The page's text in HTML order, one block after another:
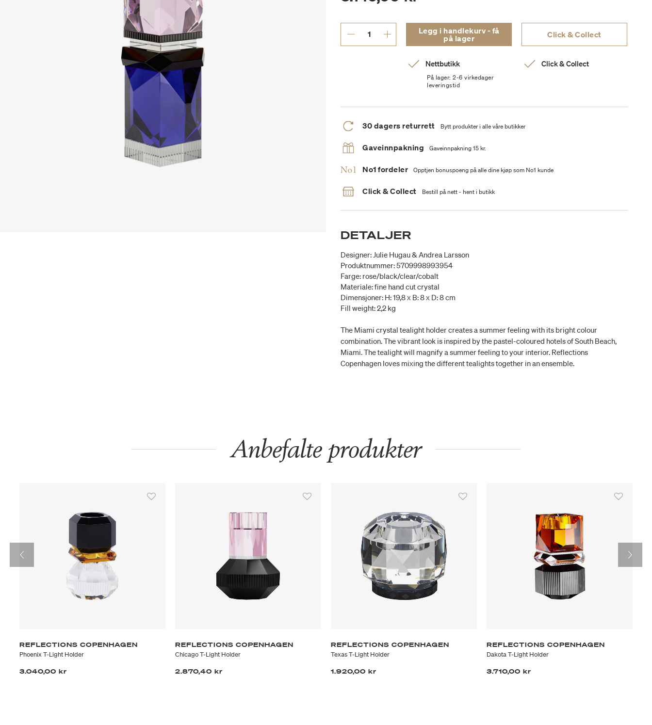
Legg i handlekurv - få
på lager
Click & Collect
Nettbutikk
På lager: 2-6 virkedager
leveringstid
Click & Collect
30 dagers returrett Bytt produkter i alle våre butikker
Gaveinnpakning Gaveinnpakning 15 kr.
No1 fordeler Opptjen bonuspoeng på alle dine kjøp som No1 kunde
Click & Collect Bestill på nett - hent i butikk
DETALJER
Designer: Julie Hugau & Andrea Larsson
Produktnummer: 5709998993954
Farge: rose/black/clear/cobalt
Materiale: fine hand cut crystal
Dimensjoner: H: 19,8 x B: 8 x D: 8 cm
Fill weight: 2,2 kg
The Miami crystal tealight holder creates a summer feeling with its bright colour
combination. The vibrant look is inspired by the pastel-coloured hotels of South Beach,
Miami. The tealight will magnify a summer feeling to your interior. Reflections
Copenhagen loves mixing the different tealights together in an ensemble.
Anbefalte produkter
REFLECTIONS COPENHAGEN
Phoenix T-Light Holder
3.040,00 kr
REFLECTIONS COPENHAGEN
Chicago T-Light Holder
2.870,40 kr
REFLECTIONS COPENHAGEN
Texas T-Light Holder
1.920,00 kr
REFLECTIONS COPENHAGEN
Dakota T-Light Holder
3.710,00 kr